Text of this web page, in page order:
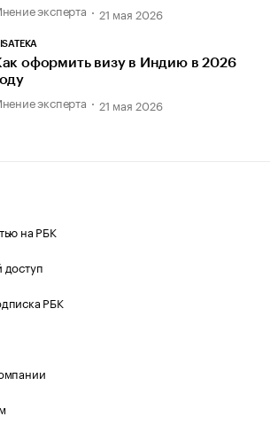
эксперта 21 мая 2026
оформить визу в Индию в 2026
эксперта 21 мая 2026
на РБК
доступ
РБК